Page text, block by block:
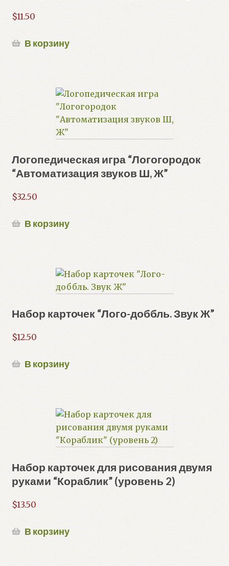
$11.50
В корзину
Логопедическая игра “Логогородок
“Автоматизация звуков Ш, Ж”
$32.50
В корзину
Набор карточек “Лого-доббль. Звук Ж”
$12.50
В корзину
Набор карточек для рисования двумя
руками “Кораблик” (уровень 2)
$13.50
В корзину